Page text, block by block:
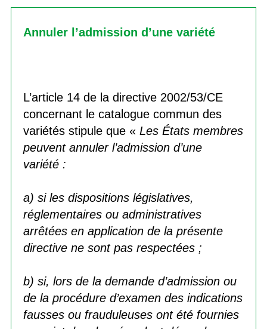
Annuler l’admission d’une variété
L’article 14 de la directive 2002/53/CE
concernant le catalogue commun des
variétés stipule que « Les États membres
peuvent annuler l’admission d’une
variété :
a) si les dispositions législatives,
réglementaires ou administratives
arrêtées en application de la présente
directive ne sont pas respectées ;
b) si, lors de la demande d’admission ou
de la procédure d’examen des indications
fausses ou frauduleuses ont été fournies